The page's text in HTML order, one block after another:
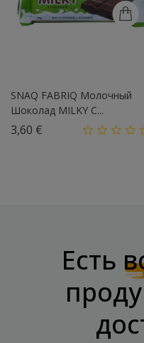
SNAQ FABRIQ Молочный
Шоколад MILKY С...
3,60 €
Есть